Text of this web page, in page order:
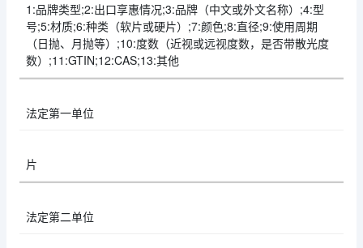
1:品牌类型;2:出口享惠情况;3:品牌（中文或外文名称）;4:型
号;5:材质;6:种类（软片或硬片）;7:颜色;8:直径;9:使用周期
（日抛、月抛等）;10:度数（近视或远视度数，是否带散光度
数）;11:GTIN;12:CAS;13:其他
法定第一单位
片
法定第二单位